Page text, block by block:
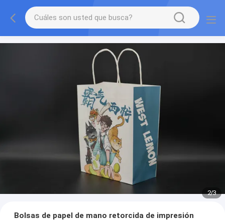
2/3
Bolsas de papel de mano retorcida de impresión